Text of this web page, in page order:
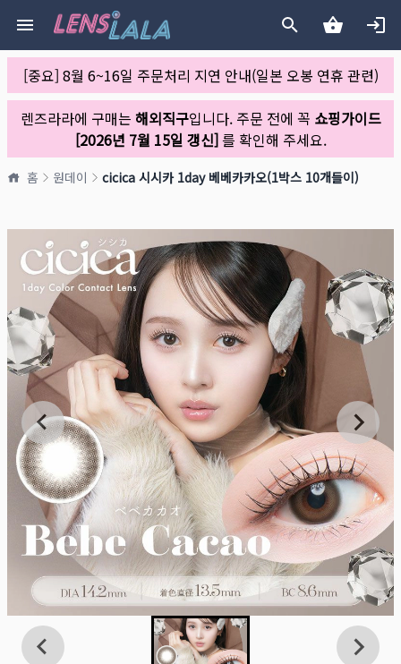
[중요] 8월 6~16일 주문처리 지연 안내(일본 오봉 연휴 관련)
렌즈라라에 구매는 해외직구입니다. 주문 전에 꼭 쇼핑가이드
[2026년 7월 15일 갱신]를 확인해 주세요.
홈 원데이 cicica 시시카 1day 베베카카오(1박스 10개들이)